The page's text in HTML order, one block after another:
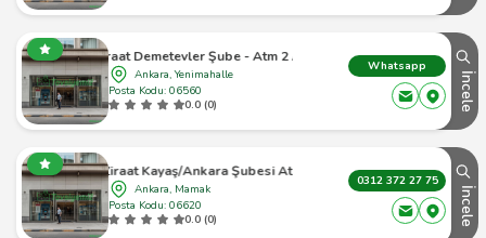
Ziraat Demetevler Şube - Atm 2 Atm
Ankara, Yenimahalle
Posta Kodu: 06560
0.0 (0)
Whatsapp
İncele
Ziraat Kayaş/Ankara Şubesi Atm
Ankara, Mamak
Posta Kodu: 06620
0.0 (0)
0312 372 27 75
İncele